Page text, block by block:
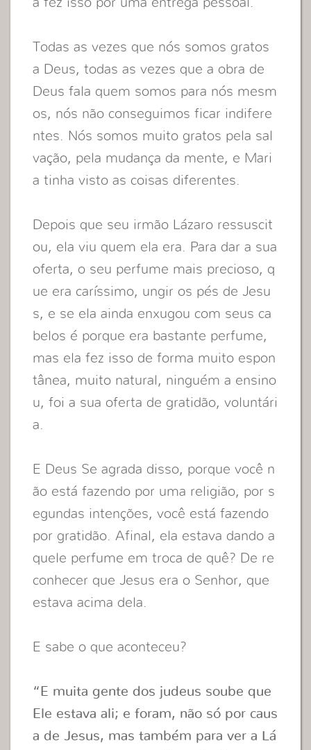
Todas as vezes que nós somos gratos
a Deus, todas as vezes que a obra de
Deus fala quem somos para nós mesm
os, nós não conseguimos ficar indifere
ntes. Nós somos muito gratos pela sal
vação, pela mudança da mente, e Mari
a tinha visto as coisas diferentes.
Depois que seu irmão Lázaro ressuscit
ou, ela viu quem ela era. Para dar a sua
oferta, o seu perfume mais precioso, q
ue era caríssimo, ungir os pés de Jesu
s, e se ela ainda enxugou com seus ca
belos é porque era bastante perfume,
mas ela fez isso de forma muito espon
tânea, muito natural, ninguém a ensino
u, foi a sua oferta de gratidão, voluntári
a.
E Deus Se agrada disso, porque você n
ão está fazendo por uma religião, por s
egundas intenções, você está fazendo
por gratidão. Afinal, ela estava dando a
quele perfume em troca de quê? De re
conhecer que Jesus era o Senhor, que
estava acima dela.
E sabe o que aconteceu?
“E muita gente dos judeus soube que
Ele estava ali; e foram, não só por caus
a de Jesus, mas também para ver a Lá